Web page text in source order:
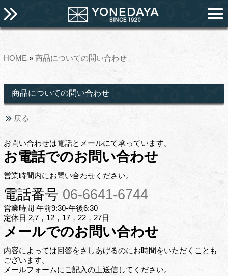
HOME » 商品についての問い合わせ
商品についての問い合わせ
戻る
お問い合わせは電話とメールにて承っています。
お電話でのお問い合わせ
営業時間内にお問い合わせください。
電話番号 06-6641-6744
営業時間 午前9:30-午後6:30
定休日 2,7，12，17，22，27日
メールでのお問い合わせ
内容によっては回答をさしあげるのにお時間をいただくことも
ございます。
メールフォームにご記入の上送信してください。